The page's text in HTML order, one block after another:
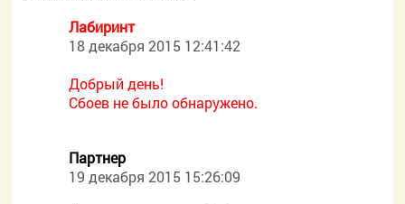
Лабиринт
18 декабря 2015 12:41:42
Добрый день!
Сбоев не было обнаружено.
Партнер
19 декабря 2015 15:26:09